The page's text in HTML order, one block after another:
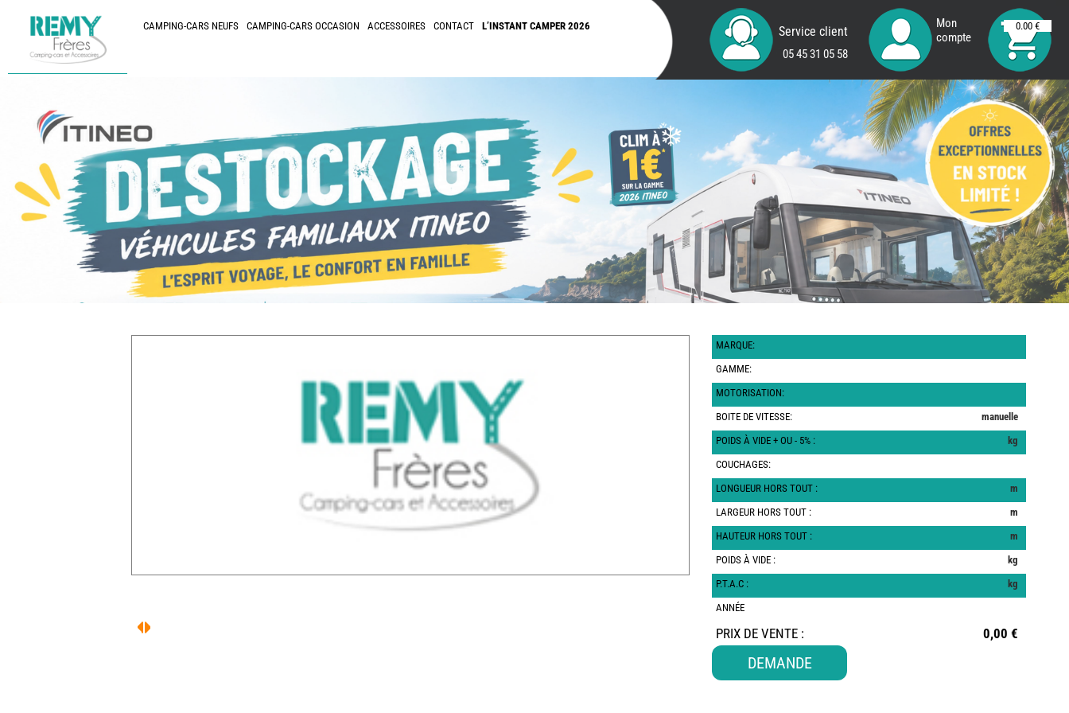
CAMPING-CARS NEUFS CAMPING-CARS OCCASION ACCESSOIRES CONTACT L’INSTANT CAMPER 2026 Service client
05 45 31 05 58
Mon
compte
0.00 €
MARQUE:
GAMME:
MOTORISATION:
BOITE DE VITESSE:
manuelle
POIDS À VIDE + OU - 5% :
kg
COUCHAGES:
LONGUEUR HORS TOUT :
m
LARGEUR HORS TOUT :
m
HAUTEUR HORS TOUT :
m
POIDS À VIDE :
kg
P.T.A.C :
kg
ANNÉE
PRIX DE VENTE : 0,00 €
DEMANDE